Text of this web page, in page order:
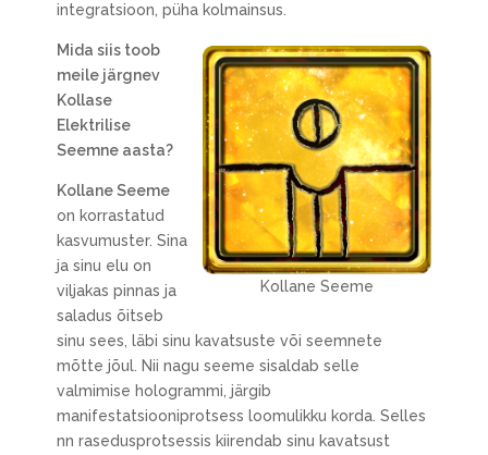
integratsioon, püha kolmainsus.
Kollane Seeme
Mida siis toob
meile järgnev
Kollase
Elektrilise
Seemne aasta?
Kollane Seeme
on korrastatud
kasvumuster. Sina
ja sinu elu on
viljakas pinnas ja
saladus õitseb
sinu sees, läbi sinu kavatsuste või seemnete
mõtte jõul. Nii nagu seeme sisaldab selle
valmimise hologrammi, järgib
manifestatsiooniprotsess loomulikku korda. Selles
nn rasedusprotsessis kiirendab sinu kavatsust